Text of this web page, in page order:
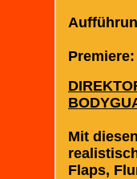
Mit
Flaps,